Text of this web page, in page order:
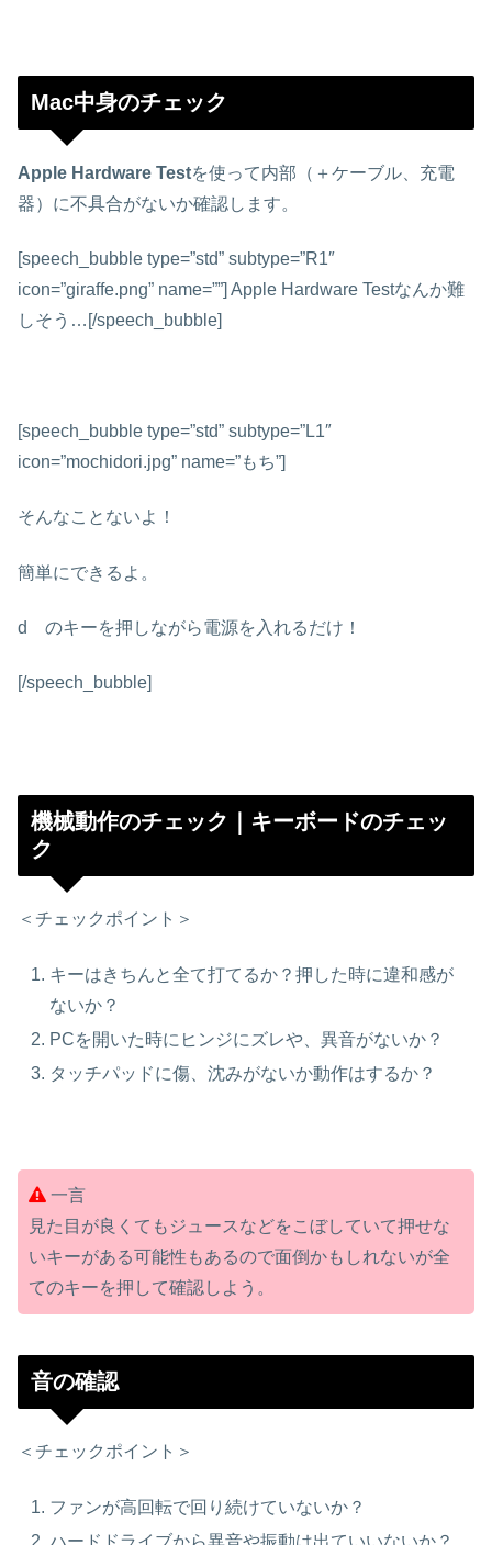
Mac中身のチェック
Apple Hardware Testを使って内部（＋ケーブル、充電
器）に不具合がないか確認します。
[speech_bubble type=”std” subtype=”R1″
icon=”giraffe.png” name=””] Apple Hardware Testなんか難
しそう…[/speech_bubble]
[speech_bubble type=”std” subtype=”L1″
icon=”mochidori.jpg” name=”もち”]
そんなことないよ！
簡単にできるよ。
d のキーを押しながら電源を入れるだけ！
[/speech_bubble]
機械動作のチェック｜キーボードのチェッ
ク
＜チェックポイント＞
キーはきちんと全て打てるか？押した時に違和感が
ないか？
PCを開いた時にヒンジにズレや、異音がないか？
タッチパッドに傷、沈みがないか動作はするか？
一言
見た目が良くてもジュースなどをこぼしていて押せな
いキーがある可能性もあるので面倒かもしれないが全
てのキーを押して確認しよう。
音の確認
＜チェックポイント＞
ファンが高回転で回り続けていないか？
ハードドライブから異音や振動は出ていいないか？